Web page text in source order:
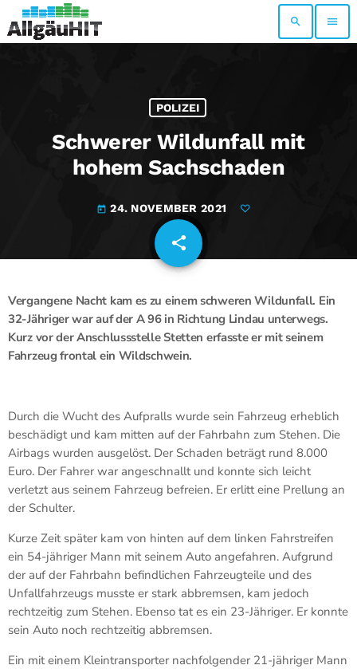
search menu
POLIZEI
Schwerer Wildunfall mit
hohem Sachschaden
today 24. NOVEMBER 2021
share
email
Vergangene Nacht kam es zu einem schweren Wildunfall. Ein
32-Jähriger war auf der A 96 in Richtung Lindau unterwegs.
Kurz vor der Anschlussstelle Stetten erfasste er mit seinem
Fahrzeug frontal ein Wildschwein.
Durch die Wucht des Aufpralls wurde sein Fahrzeug erheblich
beschädigt und kam mitten auf der Fahrbahn zum Stehen. Die
Airbags wurden ausgelöst. Der Schaden beträgt rund 8.000
Euro. Der Fahrer war angeschnallt und konnte sich leicht
verletzt aus seinem Fahrzeug befreien. Er erlitt eine Prellung an
der Schulter.
Kurze Zeit später kam von hinten auf dem linken Fahrstreifen
ein 54-jähriger Mann mit seinem Auto angefahren. Aufgrund
der auf der Fahrbahn befindlichen Fahrzeugteile und des
Unfallfahrzeugs musste er stark abbremsen, kam jedoch
rechtzeitig zum Stehen. Ebenso tat es ein 23-Jähriger. Er konnte
sein Auto noch rechtzeitig abbremsen.
Ein mit einem Kleintransporter nachfolgender 21-jähriger Mann